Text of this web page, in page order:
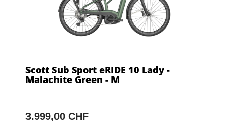
Scott Sub Sport eRIDE 10 Lady -
Malachite Green - M
3.999,00 CHF